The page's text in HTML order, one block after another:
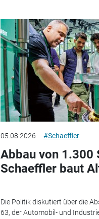
05.08.2026 #Schaeffler
Abbau von 1.300
Schaeffler baut
Die Politik diskutiert über die
63, der Automobil- und